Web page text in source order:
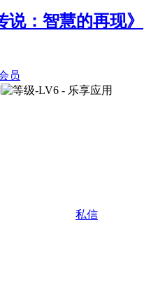
：智慧的再现》
私信